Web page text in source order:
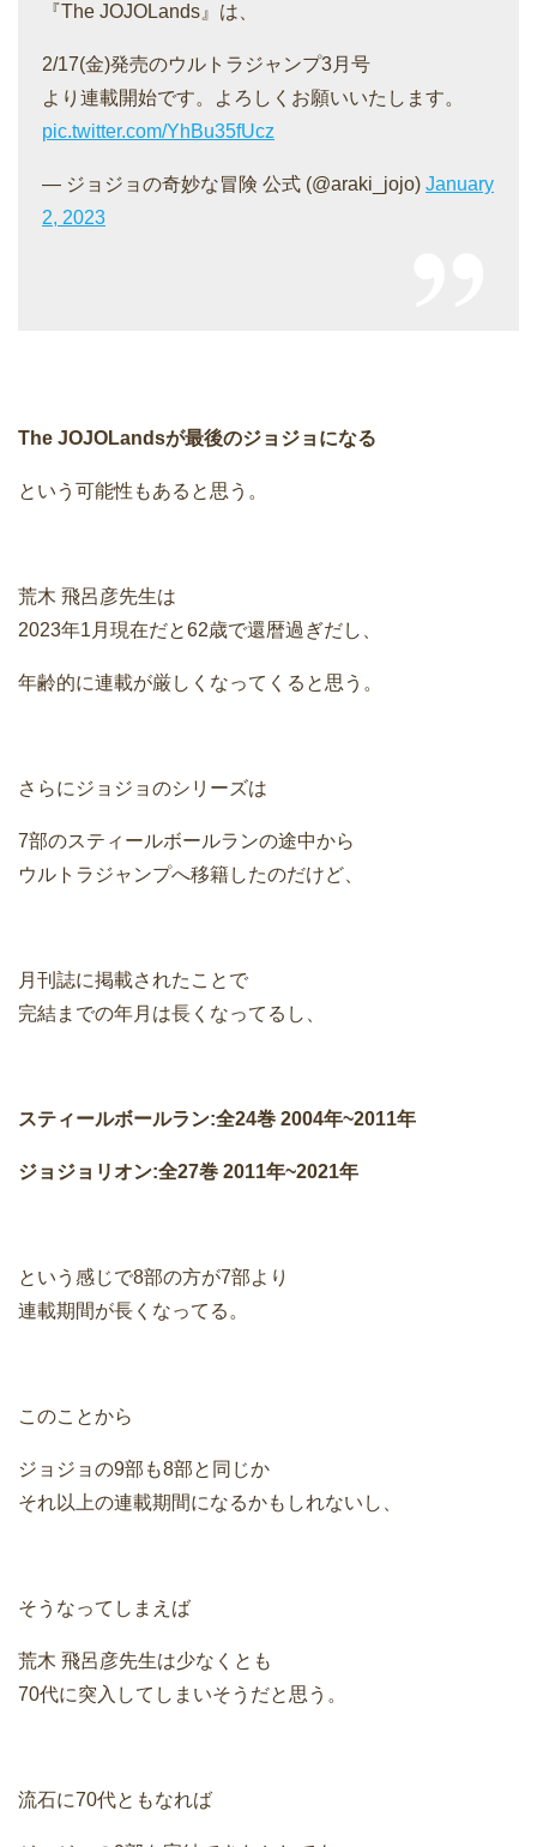
『The JOJOLands』は、
2/17(金)発売のウルトラジャンプ3月号
より連載開始です。よろしくお願いいたします。
pic.twitter.com/YhBu35fUcz
— ジョジョの奇妙な冒険 公式 (@araki_jojo) January
2, 2023
The JOJOLandsが最後のジョジョになる
という可能性もあると思う。
荒木 飛呂彦先生は
2023年1月現在だと62歳で還暦過ぎだし、
年齢的に連載が厳しくなってくると思う。
さらにジョジョのシリーズは
7部のスティールボールランの途中から
ウルトラジャンプへ移籍したのだけど、
月刊誌に掲載されたことで
完結までの年月は長くなってるし、
スティールボールラン:全24巻 2004年~2011年
ジョジョリオン:全27巻 2011年~2021年
という感じで8部の方が7部より
連載期間が長くなってる。
このことから
ジョジョの9部も8部と同じか
それ以上の連載期間になるかもしれないし、
そうなってしまえば
荒木 飛呂彦先生は少なくとも
70代に突入してしまいそうだと思う。
流石に70代ともなれば